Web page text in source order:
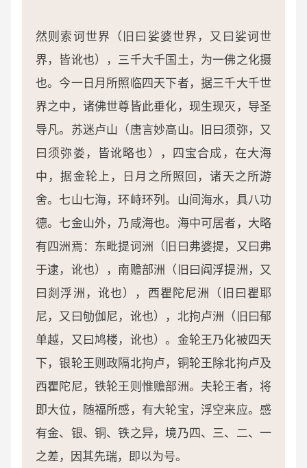
然则索诃世界（旧曰娑婆世界，又曰娑诃世
界，皆讹也），三千大千国土，为一佛之化摄
也。今一日月所照临四天下者，据三千大千世
界之中，诸佛世尊皆此垂化，现生现灭，导圣
导凡。苏迷卢山（唐言妙高山。旧曰须弥，又
曰须弥娄，皆讹略也），四宝合成，在大海
中，据金轮上，日月之所照回，诸天之所游
舍。七山七海，环峙环列。山间海水，具八功
德。七金山外，乃咸海也。海中可居者，大略
有四洲焉：东毗提诃洲（旧曰弗婆提，又曰弗
于逮，讹也），南赡部洲（旧曰阎浮提洲，又
曰剡浮洲，讹也），西瞿陀尼洲（旧曰瞿耶
尼，又曰劬伽尼，讹也），北拘卢洲（旧曰郁
单越，又曰鸠楼，讹也）。金轮王乃化被四天
下，银轮王则政隔北拘卢，铜轮王除北拘卢及
西瞿陀尼，铁轮王则惟赡部洲。夫轮王者，将
即大位，随福所感，有大轮宝，浮空来应。感
有金、银、铜、铁之异，境乃四、三、二、一
之差，因其先瑞，即以为号。